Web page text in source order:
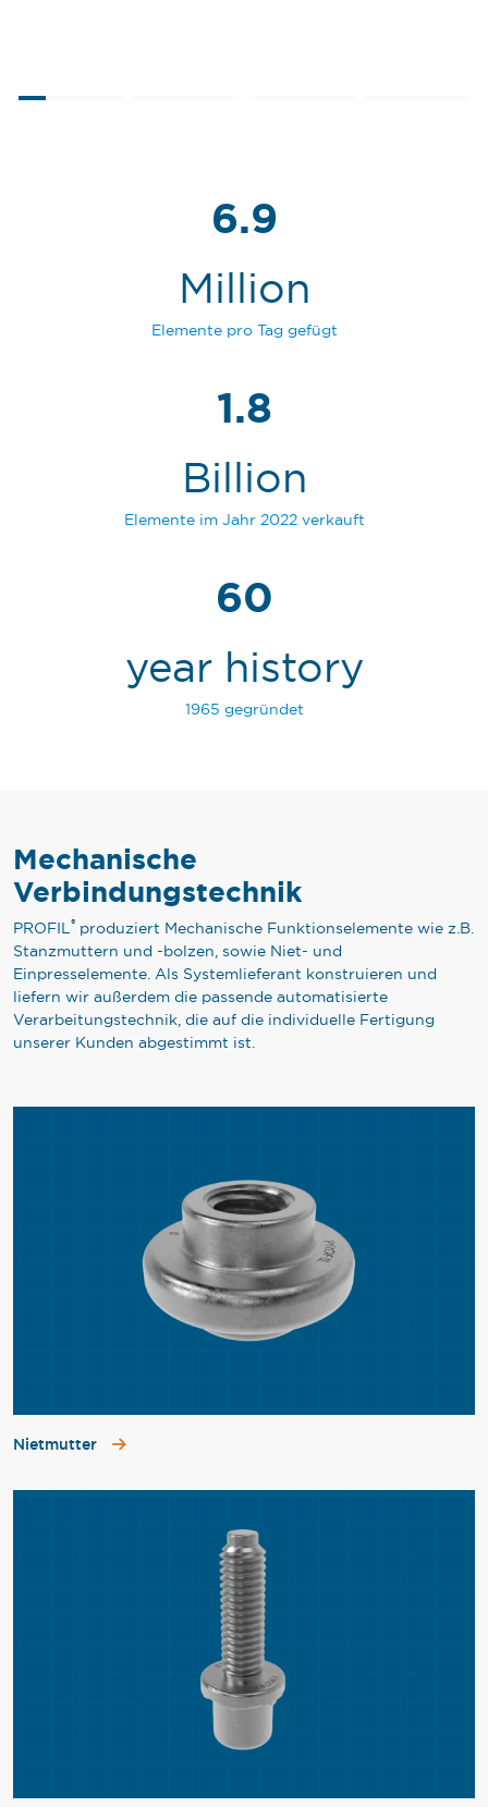
6.9
Million
Elemente pro Tag gefügt
1.8
Billion
Elemente im Jahr 2022 verkauft
60
year history
1965 gegründet
Mechanische
Verbindungstechnik
PROFIL® produziert Mechanische Funktionselemente wie z.B.
Stanzmuttern und -bolzen, sowie Niet- und
Einpresselemente. Als Systemlieferant konstruieren und
liefern wir außerdem die passende automatisierte
Verarbeitungstechnik, die auf die individuelle Fertigung
unserer Kunden abgestimmt ist.
Nietmutter